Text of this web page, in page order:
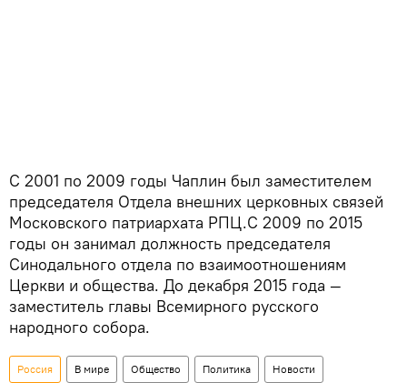
С 2001 по 2009 годы Чаплин был заместителем
председателя Отдела внешних церковных связей
Московского патриархата РПЦ.С 2009 по 2015
годы он занимал должность председателя
Синодального отдела по взаимоотношениям
Церкви и общества. До декабря 2015 года —
заместитель главы Всемирного русского
народного собора.
Россия В мире Общество Политика Новости